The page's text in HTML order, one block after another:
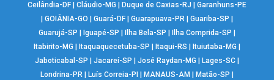
Ceilândia-DF| Cláudio-MG Duque de Caxias-RJ
Garanhuns-PE
GOIÂNIA-GO Guará-DF| Guarapuava-PR| Guariba-SP
Guarujá-SP
Iguapé-SP Ilha Bela-SP Ilha Comprida-SP
Itabirito-MG
Itaquaquecetuba-SP Itaqui-RS Ituiutaba-MG
Jaboticabal-SP
Jacareí-SP José Raydan-MG Lages-SC|
Londrina-PR| Luís Correia-PI MANAUS-AM Matão-SP